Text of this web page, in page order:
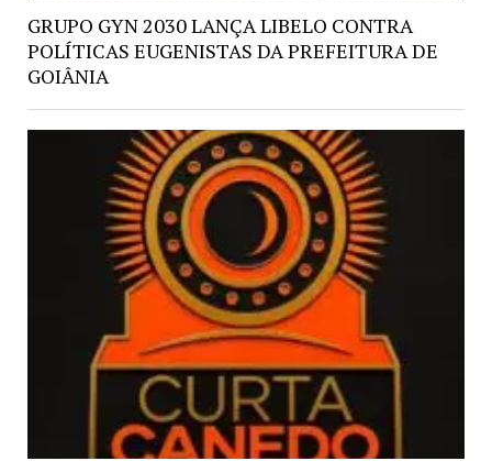
GRUPO GYN 2030 LANÇA LIBELO CONTRA
POLÍTICAS EUGENISTAS DA PREFEITURA DE
GOIÂNIA